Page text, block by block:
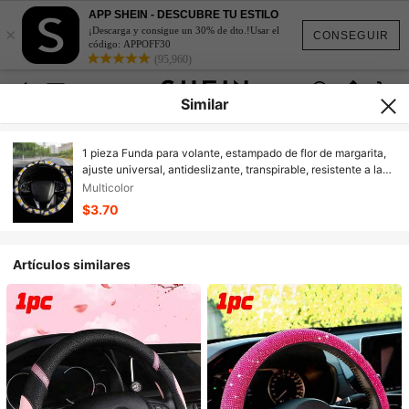
CONSEGUIR
×
APP SHEIN - DESCUBRE TU ESTILO
¡Descarga y consigue un 30% de dto.!Usar el
código: APPOFF30
(95,960)
Similar
1 pieza Funda para volante, estampado de flor de margarita,
ajuste universal, antideslizante, transpirable, resistente a la
suciedad, elástica sin aro interior, accesorios para automóvil
Multicolor
$3.70
Artículos similares